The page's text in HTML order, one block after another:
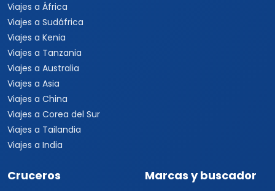
Viajes a África
Viajes a Sudáfrica
Viajes a Kenia
Viajes a Tanzania
Viajes a Australia
Viajes a Asia
Viajes a China
Viajes a Corea del Sur
Viajes a Tailandia
Viajes a India
Cruceros Marcas y buscador